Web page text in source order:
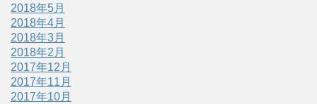
2018年5月
2018年4月
2018年3月
2018年2月
2017年12月
2017年11月
2017年10月